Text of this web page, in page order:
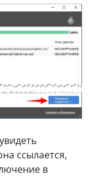
ссылается,
в